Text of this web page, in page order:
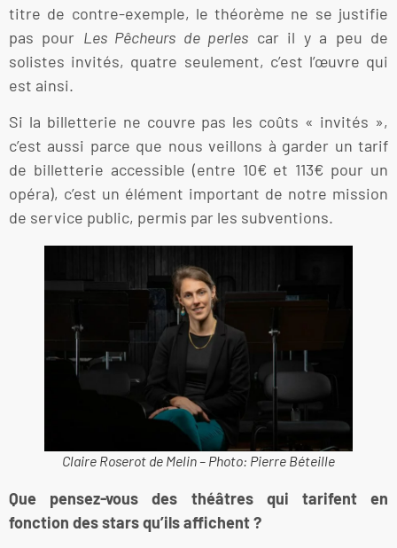
titre de contre-exemple, le théorème ne se justifie
pas pour Les Pêcheurs de perles car il y a peu de
solistes invités, quatre seulement, c’est l’œuvre qui
est ainsi.
Si la billetterie ne couvre pas les coûts « invités »,
c’est aussi parce que nous veillons à garder un tarif
de billetterie accessible (entre 10€ et 113€ pour un
opéra), c’est un élément important de notre mission
de service public, permis par les subventions.
Claire Roserot de Melin – Photo: Pierre Béteille
Que pensez-vous des théâtres qui tarifent en
fonction des stars qu’ils affichent ?